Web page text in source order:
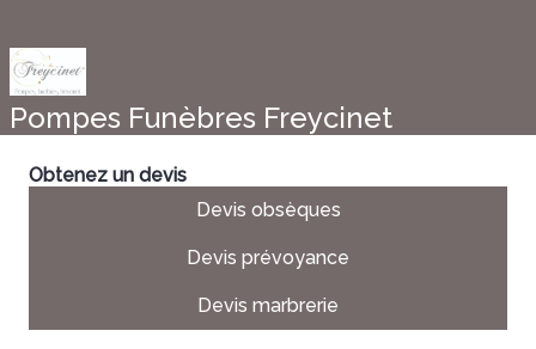
Pompes Funèbres Freycinet
Obtenez un devis
Devis obsèques
Devis prévoyance
Devis marbrerie